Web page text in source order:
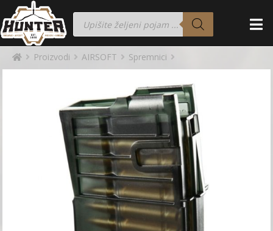
Proizvodi AIRSOFT Spremnici